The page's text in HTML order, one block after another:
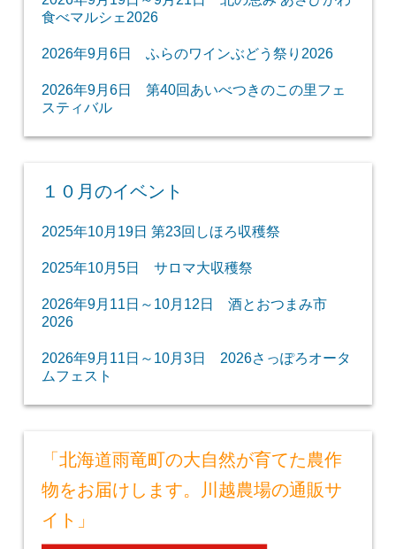
食べマルシェ2026
2026年9月6日 ふらのワインぶどう祭り2026
2026年9月6日 第40回あいべつきのこの里フェ
スティバル
１０月のイベント
2025年10月19日 第23回しほろ収穫祭
2025年10月5日 サロマ大収穫祭
2026年9月11日～10月12日 酒とおつまみ市
2026
2026年9月11日～10月3日 2026さっぽろオータ
ムフェスト
「北海道雨竜町の大自然が育てた農作
物をお届けします。川越農場の通販サ
イト」